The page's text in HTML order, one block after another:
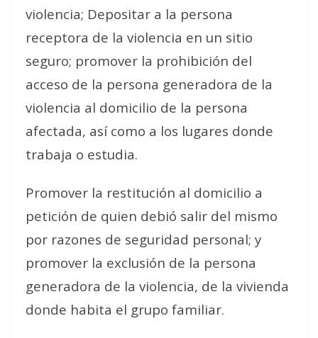
violencia; Depositar a la persona
receptora de la violencia en un sitio
seguro; promover la prohibición del
acceso de la persona generadora de la
violencia al domicilio de la persona
afectada, así como a los lugares donde
trabaja o estudia.
Promover la restitución al domicilio a
petición de quien debió salir del mismo
por razones de seguridad personal; y
promover la exclusión de la persona
generadora de la violencia, de la vivienda
donde habita el grupo familiar.